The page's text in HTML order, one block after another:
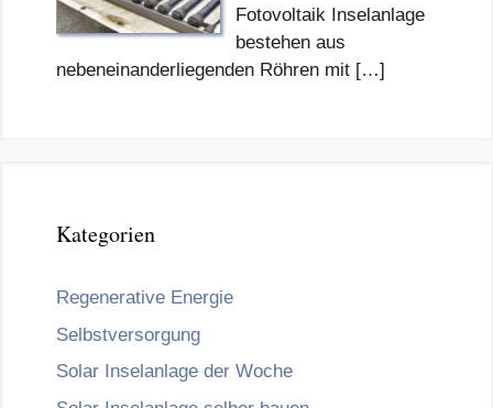
Fotovoltaik Inselanlage
bestehen aus
nebeneinanderliegenden Röhren mit […]
Kategorien
Regenerative Energie
Selbstversorgung
Solar Inselanlage der Woche